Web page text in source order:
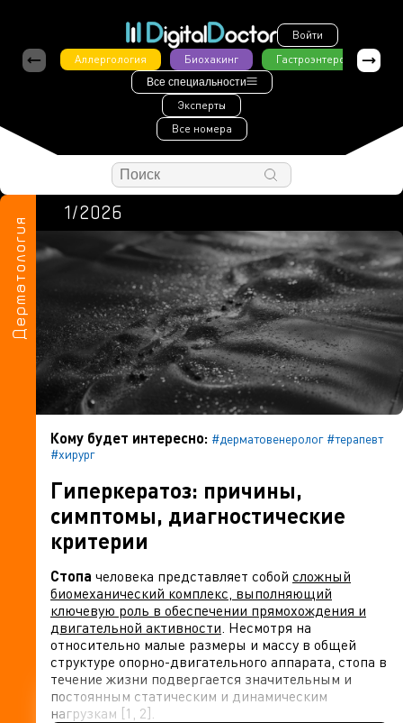
Войти
Аллергология
Биохакинг Гастроэнтерология
Все специальности
Эксперты
Все номера
Дерматология
1/2026
Кому будет интересно: #дерматовенеролог #терапевт
#хирург
Гиперкератоз: причины,
симптомы, диагностические
критерии
Стопа человека представляет собой сложный
биомеханический комплекс, выполняющий
ключевую роль в обеспечении прямохождения и
двигательной активности. Несмотря на
относительно малые размеры и массу в общей
структуре опорно-двигательного аппарата, стопа в
течение жизни подвергается значительным и
постоянным статическим и динамическим
нагрузкам [1, 2].